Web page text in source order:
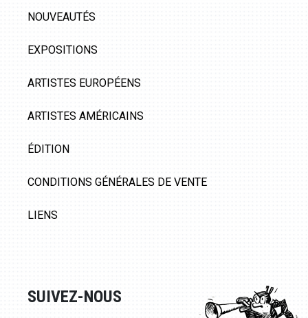
NOUVEAUTÉS
EXPOSITIONS
ARTISTES EUROPÉENS
ARTISTES AMÉRICAINS
ÉDITION
CONDITIONS GÉNÉRALES DE VENTE
LIENS
SUIVEZ-NOUS